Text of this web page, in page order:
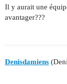
Il y aurait une
avantager???
Denisdamiens